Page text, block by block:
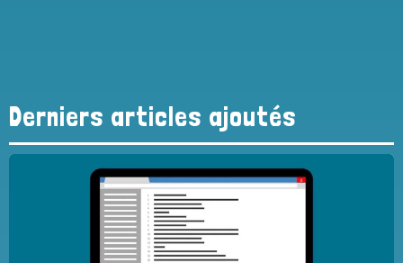
Derniers articles ajoutés